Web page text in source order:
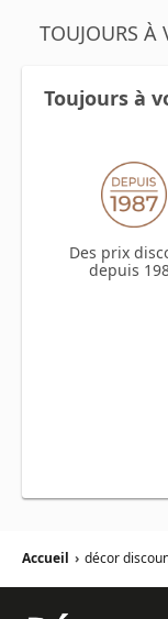
TOUJOURS À
Toujours à
Des prix
depuis
Accueil › décor